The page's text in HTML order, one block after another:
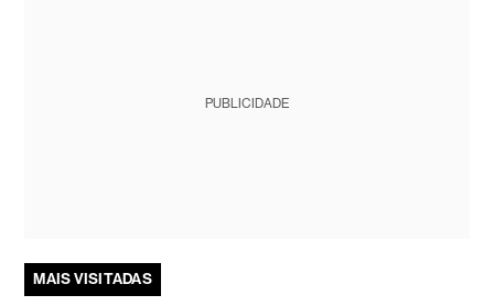
PUBLICIDADE
MAIS VISITADAS